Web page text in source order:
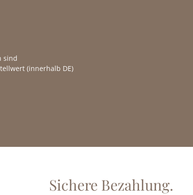
sind
(innerhalb DE)
Sichere Bezahlung.